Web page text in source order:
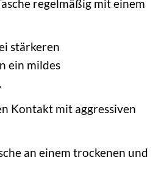
regelmäßig mit einem
stärkeren
ein mildes
Kontakt mit aggressiven
an einem trockenen und